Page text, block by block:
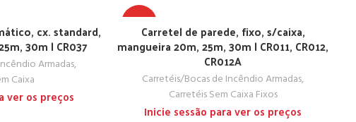
cx. standard,
30m | CR037
Armadas,
Caixa
ver os preços
TOPCarretel de parede, fixo, s/caixa,
mangueira 20m, 25m, 30m | CR011, CR012,
CR012A
Carretéis/Bocas de Incêndio Armadas,
Carretéis Sem Caixa Fixos
Inicie sessão para ver os preços